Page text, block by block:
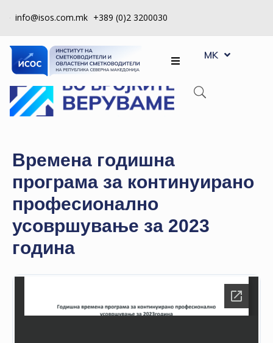
info@isos.com.mk +389 (0)2 3200030
ЗА
НАС
РЕГИСТРИ
НА
КВАЛИТЕТ
КАКО
ДА
СТАНАМ
ЧЛЕН
НАСТАНИ
MK
SQ
Времена годишна
програма за континуирано
професионално
усовршување за 2023
година